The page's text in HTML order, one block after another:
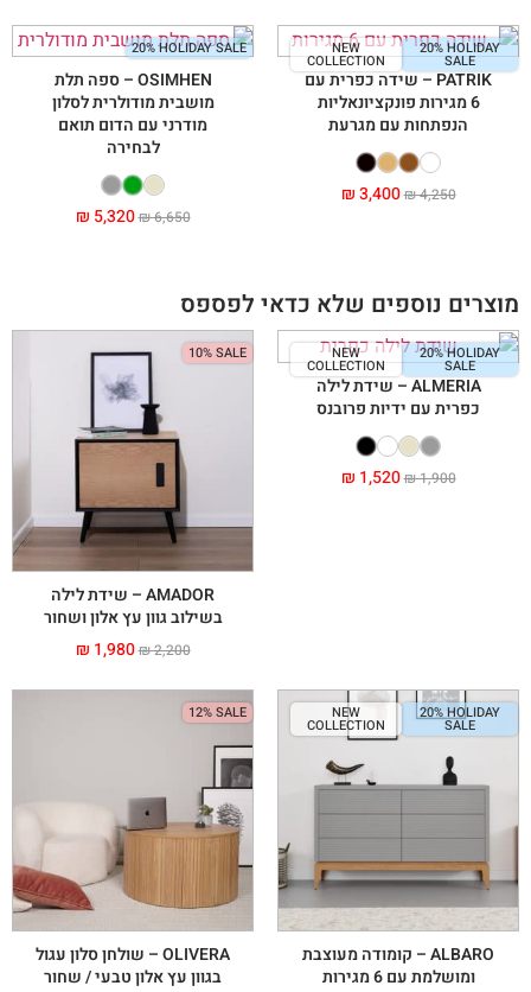
20% HOLIDAY
SALE
NEW
COLLECTION
PATRIK – שידה כפרית עם
6 מגירות פונקציונאליות
הנפתחות עם מגרעת
₪4,250
₪3,400
20% HOLIDAY SALE
OSIMHEN – ספה תלת
מושבית מודולרית לסלון
מודרני עם הדום תואם
לבחירה
₪6,650
₪ 5,320
מוצרים נוספים שלא כדאי לפספס
20% HOLIDAY
SALE
NEW
COLLECTION
ALMERIA – שידת לילה
כפרית עם ידיות פרובנס
₪1,900
₪ 1,520
10% SALE
AMADOR – שידת לילה
בשילוב גוון עץ אלון ושחור
₪2,200
₪ 1,980
20% HOLIDAY
SALE
NEW
COLLECTION
ALBARO – קומודה מעוצבת
ומושלמת עם 6 מגירות
12% SALE
OLIVERA – שולחן סלון עגול
בגוון עץ אלון טבעי / שחור